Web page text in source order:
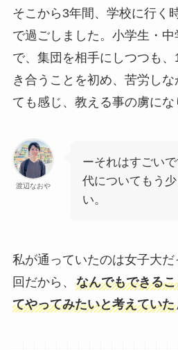
そこから3年間、学校に行く
で過ごしました。小学生・
で、集団を相手にしつつも
き合うことを初め、苦労し
ても感じ、教える事の虜にな
渡辺なおや
ーそれはすごい
代についてもう
い。
私が通っていたのは女子大
回だから、 なんでもできる
てやってみたいと考えていた